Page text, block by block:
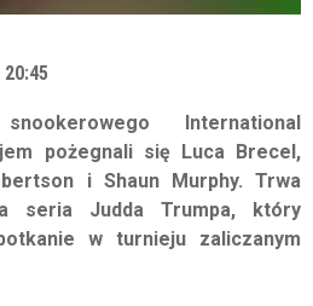
International
pożegnali się Luca Brecel,
i Shaun Murphy. Trwa
seria Judda Trumpa, który
w turnieju zaliczanym